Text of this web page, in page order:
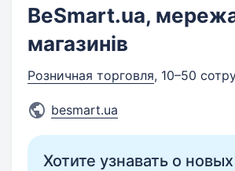
BeSmart.ua,
магазинів
Розничная торговля, 10–50
besmart.ua
Хотите узнавать о новых